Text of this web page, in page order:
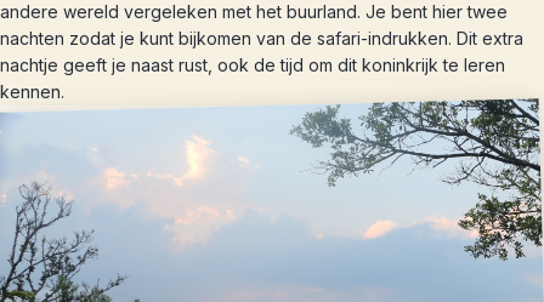
andere wereld vergeleken met het buurland. Je bent hier twee
nachten zodat je kunt bijkomen van de safari-indrukken. Dit extra
nachtje geeft je naast rust, ook de tijd om dit koninkrijk te leren
kennen.